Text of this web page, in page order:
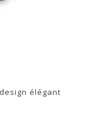
élégant